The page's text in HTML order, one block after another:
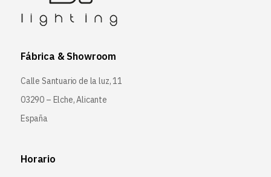
Fábrica & Showroom
Calle Santuario de la luz, 11
03290 – Elche, Alicante
España
Horario